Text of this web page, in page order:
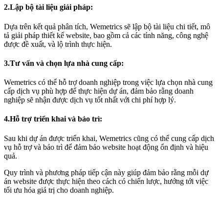
2.Lập bộ tài liệu giải pháp:
Dựa trên kết quả phân tích, Wemetrics sẽ lập bộ tài liệu chi tiết, mô
tả giải pháp thiết kế website, bao gồm cả các tính năng, công nghệ
được đề xuất, và lộ trình thực hiện.
3.Tư vấn và chọn lựa nhà cung cấp:
Wemetrics có thể hỗ trợ doanh nghiệp trong việc lựa chọn nhà cung
cấp dịch vụ phù hợp để thực hiện dự án, đảm bảo rằng doanh
nghiệp sẽ nhận được dịch vụ tốt nhất với chi phí hợp lý.
4.Hỗ trợ triển khai và bảo trì:
Sau khi dự án được triển khai, Wemetrics cũng có thể cung cấp dịch
vụ hỗ trợ và bảo trì để đảm bảo website hoạt động ổn định và hiệu
quả.
Quy trình và phương pháp tiếp cận này giúp đảm bảo rằng mỗi dự
án website được thực hiện theo cách có chiến lược, hướng tới việc
tối ưu hóa giá trị cho doanh nghiệp.